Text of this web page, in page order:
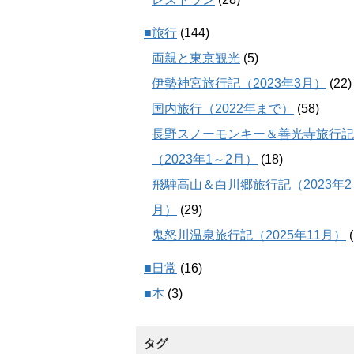
■旅行 (144)
両親と東京観光 (5)
伊勢神宮旅行記（2023年3月）
(22)
国内旅行（2022年まで）
(58)
長野スノーモンキー＆善光寺旅行記
（2023年1～2月）
(18)
飛騨高山＆白川郷旅行記（2023年
月）
(29)
鬼怒川温泉旅行記（2025年11月）
■日常 (16)
■本 (3)
タグ